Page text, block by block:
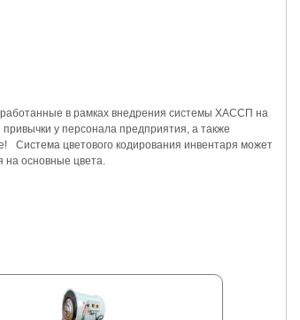
в рамках внедрения системы ХАССП на
у персонала предприятия, а также
Система цветового кодирования инвентаря может
на основные цвета.